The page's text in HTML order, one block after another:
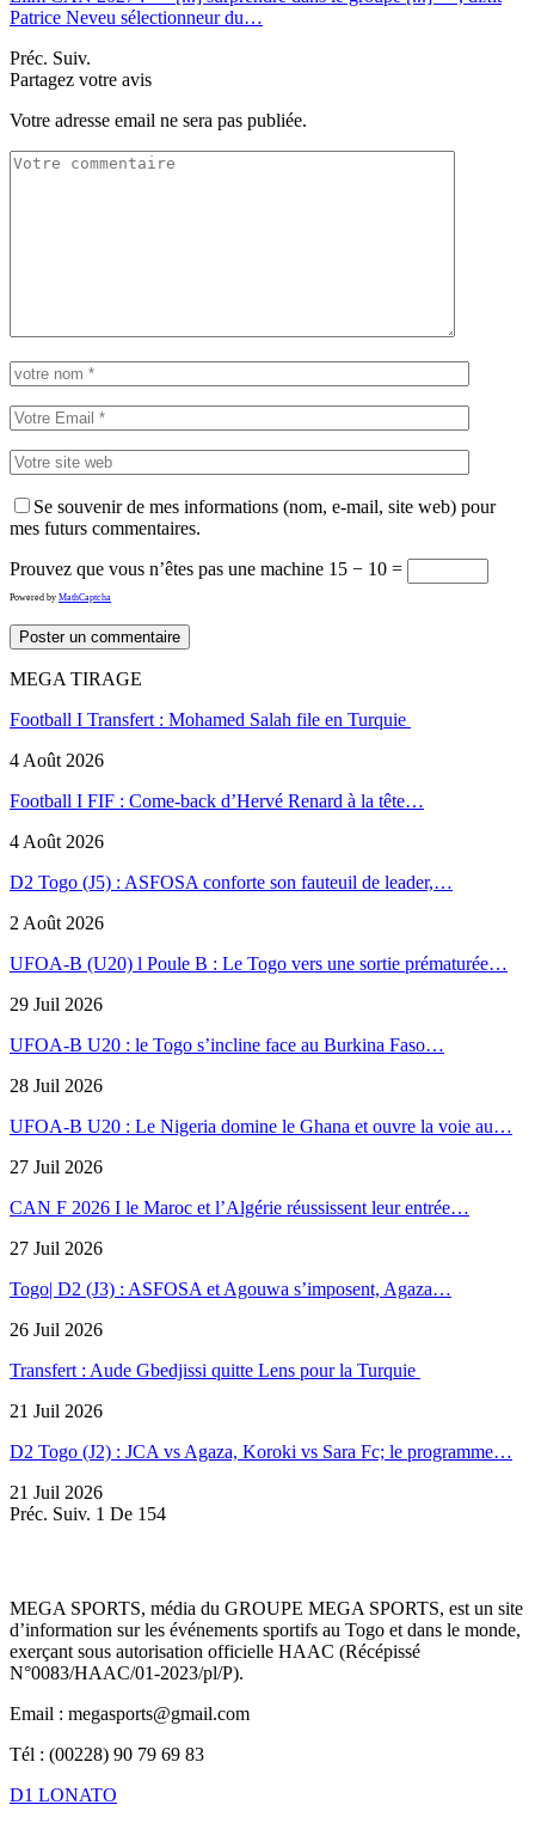
Patrice Neveu sélectionneur du…
Préc. Suiv.
Partagez votre avis
Votre adresse email ne sera pas publiée.
Se souvenir de mes informations (nom, e-mail, site web) pour
mes futurs commentaires.
Prouvez que vous n’êtes pas une machine 15 − 10 =
Powered by MathCaptcha
MEGA TIRAGE
Football I Transfert : Mohamed Salah file en Turquie
4 Août 2026
Football I FIF : Come-back d’Hervé Renard à la tête…
4 Août 2026
D2 Togo (J5) : ASFOSA conforte son fauteuil de leader,…
2 Août 2026
UFOA-B (U20) l Poule B : Le Togo vers une sortie prématurée…
29 Juil 2026
UFOA-B U20 : le Togo s’incline face au Burkina Faso…
28 Juil 2026
UFOA-B U20 : Le Nigeria domine le Ghana et ouvre la voie au…
27 Juil 2026
CAN F 2026 I le Maroc et l’Algérie réussissent leur entrée…
27 Juil 2026
Togo| D2 (J3) : ASFOSA et Agouwa s’imposent, Agaza…
26 Juil 2026
Transfert : Aude Gbedjissi quitte Lens pour la Turquie
21 Juil 2026
D2 Togo (J2) : JCA vs Agaza, Koroki vs Sara Fc; le programme…
21 Juil 2026
Préc. Suiv. 1 De 154
MEGA SPORTS, média du GROUPE MEGA SPORTS, est un site
d’information sur les événements sportifs au Togo et dans le monde,
exerçant sous autorisation officielle HAAC (Récépissé
N°0083/HAAC/01-2023/pl/P).
Email : megasports@gmail.com
Tél : (00228) 90 79 69 83
D1 LONATO